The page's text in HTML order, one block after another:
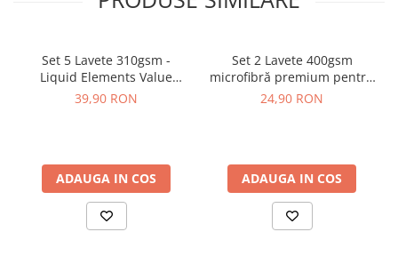
Set 5 Lavete 310gsm -
Liquid Elements Value
Microfibres Blue
39,90 RON
ADAUGA IN COS
Set 2 Lavete 400gsm
microfibră premium pentru
interior - Premium
24,90 RON
ADAUGA IN COS